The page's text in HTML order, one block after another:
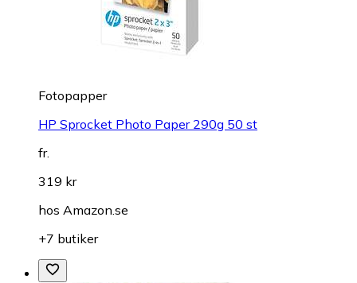
Fotopapper
HP Sprocket Photo Paper 290g 50 st
fr.
319 kr
hos Amazon.se
+7 butiker